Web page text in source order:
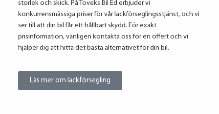
storlek och skick. På Toveks Bil Ed erbjuder vi
konkurrensmässiga priser för vår lackförseglingsstjänst, och vi
ser till att din bil får ett hållbart skydd. För exakt
prisinformation, vänligen kontakta oss för en offert och vi
hjälper dig att hitta det bästa alternativet för din bil.
Läs mer om lackförsegling